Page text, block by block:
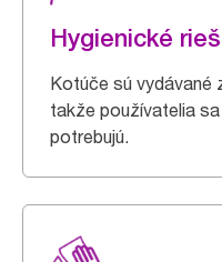
Hygienické
Kotúče sú vydávané
takže používatelia
potrebujú.